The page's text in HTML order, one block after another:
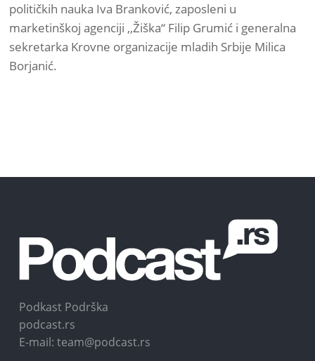
političkih nauka Iva Branković, zaposleni u
marketinškoj agenciji ,,Žiška“ Filip Grumić i generalna
sekretarka Krovne organizacije mladih Srbije Milica
Borjanić.
Podkast Podrška
podcast.rs
E-mail: team@podcast.rs